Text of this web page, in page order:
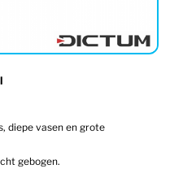
diepe vasen en grote
gebogen.